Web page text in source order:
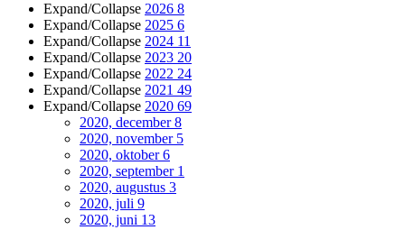
Expand/Collapse 2026 8
Expand/Collapse 2025 6
Expand/Collapse 2024 11
Expand/Collapse 2023 20
Expand/Collapse 2022 24
Expand/Collapse 2021 49
Expand/Collapse 2020 69
2020, december8
2020, november 5
2020, oktober6
2020, september 1
2020, augustus 3
2020, juli 9
2020, juni 13